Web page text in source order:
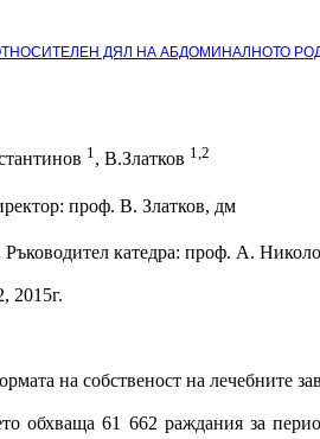
ДЯЛ НА АБДОМИНАЛНОТО
1 , В.Златков 1,2
проф. В. Златков, дм
катедра: проф. А.
2015г.
на собственост на лечебните
обхваща 61 662 раждания за